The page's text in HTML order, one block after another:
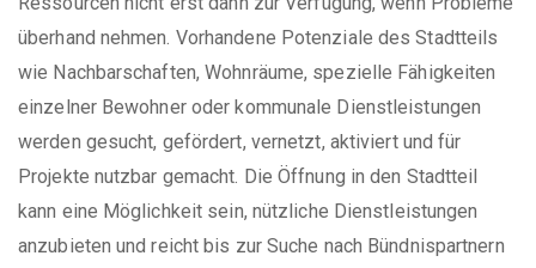
überhand nehmen. Vorhandene Potenziale des Stadtteils
wie Nachbarschaften, Wohnräume, spezielle Fähigkeiten
einzelner Bewohner oder kommunale Dienstleistungen
werden gesucht, gefördert, vernetzt, aktiviert und für
Projekte nutzbar gemacht. Die Öffnung in den Stadtteil
kann eine Möglichkeit sein, nützliche Dienstleistungen
anzubieten und reicht bis zur Suche nach Bündnispartnern